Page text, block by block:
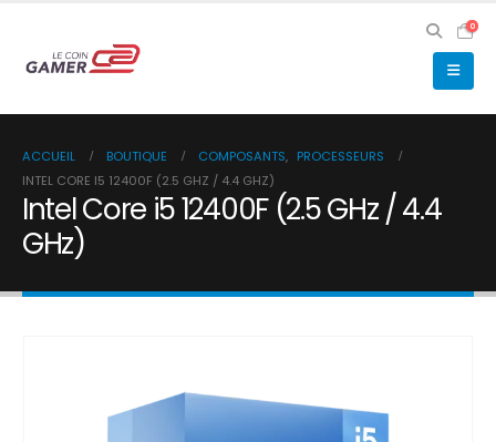
0
ACCUEIL BOUTIQUE COMPOSANTS, PROCESSEURS
INTEL CORE I5 12400F (2.5 GHZ / 4.4 GHZ)
Intel Core i5 12400F (2.5 GHz / 4.4
GHz)